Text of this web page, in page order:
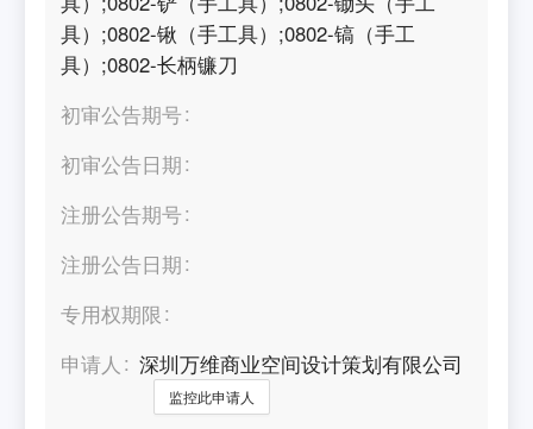
具）;0802-锹（手工具）;0802-镐（手工
具）;0802-长柄镰刀
初审公告期号
初审公告日期
注册公告期号
注册公告日期
专用权期限
申请人
深圳万维商业空间设计策划有限公司
监控此申请人